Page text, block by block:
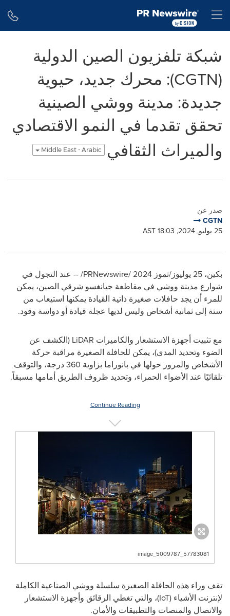
شبكة تلفزيون الصين الدولية
(CGTN): محرك جديد، حيوية
جديدة: مدينة ووشي الصينية
تحقق تقدما في النمو الاقتصادي
والميراث الثقافي
Middle East - Arabic
صدر عن
CGTN
25 يوليو, 2024, 18:03 AST
بكين، 25 يوليوز/تموز 2024 / PRNewswire/ -- عند التجول في
شوارع مدينة ووشي في مقاطعة جيانغسو شرقي الصين، يمكن
للمرء أن يجد حافلات صغيرة ذاتية القيادة يمكنها استيعاب من
ستة إلى ثمانية أشخاص وليس لديها عجلة قيادة أو دواسة وقود.
مع تثبيت أجهزة الاستشعار والكاميرات LiDAR (الكشف عن
الضوء وتحديد المدى)، يمكن للحافلة الصغيرة مراقبة حركة
الأشخاص والمرور حولها في بانوراما بزاوية 360 درجة، والتوقف
تلقائيًا عند الأضواء الحمراء، وتحديد ظروف الطريق أمامها مسبقاً.
Continue Reading
image_5009787_57783081
تقف وراء هذه الحافلة الصغيرة سلسلة ووشي الصناعية الكاملة
لإنترنت الأشياء (IoT)، والتي تغطي الرقائق وأجهزة الاستشعار
والاتصال والمنصات والتطبيقات والأمان.